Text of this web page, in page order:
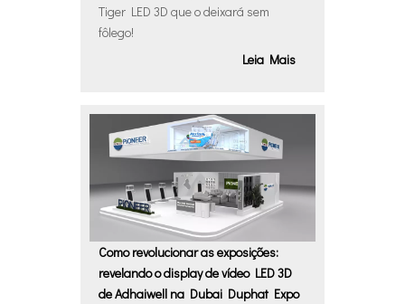
Tiger LED 3D que o deixará sem
fôlego!
Leia Mais
Como revolucionar as exposições:
revelando o display de vídeo LED 3D
de Adhaiwell na Dubai Duphat Expo